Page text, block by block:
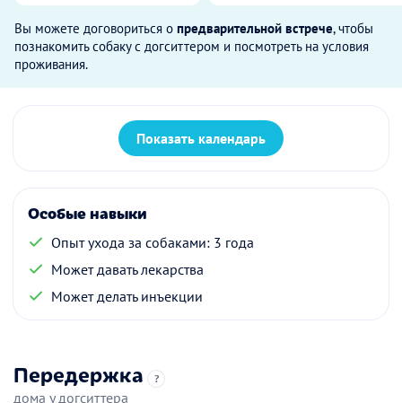
Вы можете договориться о предварительной встрече, чтобы
познакомить собаку с догситтером и посмотреть на условия
проживания.
Показать календарь
Особые навыки
Опыт ухода за собаками: 3 года
Может давать лекарства
Может делать инъекции
Передержка ?
дома у догситтера